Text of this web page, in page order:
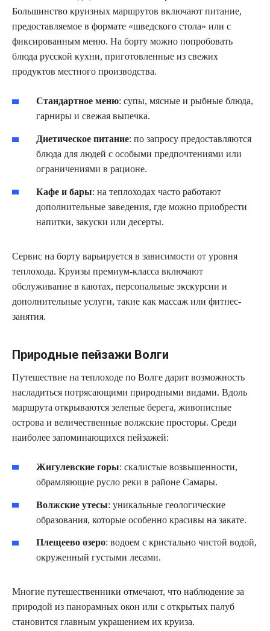
Большинство круизных маршрутов включают питание,
предоставляемое в формате «шведского стола» или с
фиксированным меню. На борту можно попробовать
блюда русской кухни, приготовленные из свежих
продуктов местного производства.
Стандартное меню: супы, мясные и рыбные блюда,
гарниры и свежая выпечка.
Диетическое питание: по запросу предоставляются
блюда для людей с особыми предпочтениями или
ограничениями в рационе.
Кафе и бары: на теплоходах часто работают
дополнительные заведения, где можно приобрести
напитки, закуски или десерты.
Сервис на борту варьируется в зависимости от уровня
теплохода. Круизы премиум-класса включают
обслуживание в каютах, персональные экскурсии и
дополнительные услуги, такие как массаж или фитнес-
занятия.
Природные пейзажи Волги
Путешествие на теплоходе по Волге дарит возможность
насладиться потрясающими природными видами. Вдоль
маршрута открываются зеленые берега, живописные
острова и величественные волжские просторы. Среди
наиболее запоминающихся пейзажей:
Жигулевские горы: скалистые возвышенности,
обрамляющие русло реки в районе Самары.
Волжские утесы: уникальные геологические
образования, которые особенно красивы на закате.
Плещеево озеро: водоем с кристально чистой водой,
окруженный густыми лесами.
Многие путешественники отмечают, что наблюдение за
природой из панорамных окон или с открытых палуб
становится главным украшением их круиза.